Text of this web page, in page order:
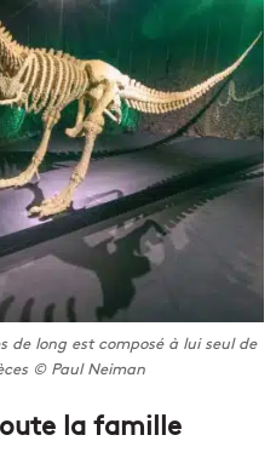
de long est composé à lui seul de
© Paul Neiman
la famille